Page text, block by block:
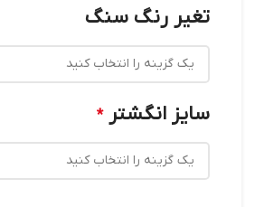
تغیر رنگ سنگ
سایز انگشتر*